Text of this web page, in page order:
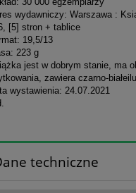
wydawniczy: Warszawa :
[5] stron + tablice
19,5/13
223 g
jest w dobrym stanie, ma
zawiera czarno-
wystawienia: 24.07.2021
techniczne